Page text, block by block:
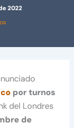
2022
por turnos
del Londres
de